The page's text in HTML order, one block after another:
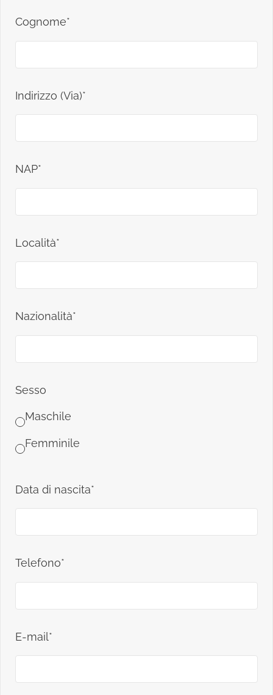
Cognome*
Indirizzo (Via)*
NAP*
Località*
Nazionalità*
Sesso
Maschile
Femminile
Data di nascita*
Telefono*
E-mail*